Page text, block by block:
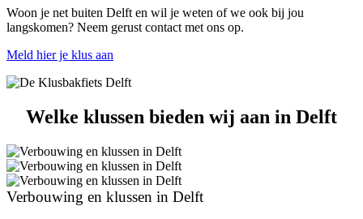
Woon je net buiten Delft en wil je weten of we ook bij jou
langskomen? Neem gerust contact met ons op.
Meld hier je klus aan
Welke klussen bieden wij aan in Delft
Verbouwing en klussen in Delft